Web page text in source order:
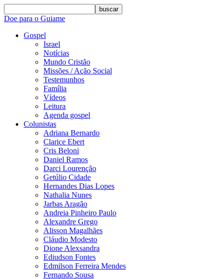
buscar
Doe para o Guiame
Gospel
Israel
Notícias
Mundo Cristão
Missões / Ação Social
Testemunhos
Família
Vídeos
Leitura
Agenda gospel
Colunistas
Adriana Bernardo
Clarice Ebert
Cris Beloni
Daniel Ramos
Darci Lourenção
Getúlio Cidade
Hernandes Dias Lopes
Nathalia Nunes
Jarbas Aragão
Andreia Pinheiro Paulo
Alexandre Grego
Alisson Magalhães
Cláudio Modesto
Dione Alexsandra
Ediudson Fontes
Edmilson Ferreira Mendes
Fernando Sousa